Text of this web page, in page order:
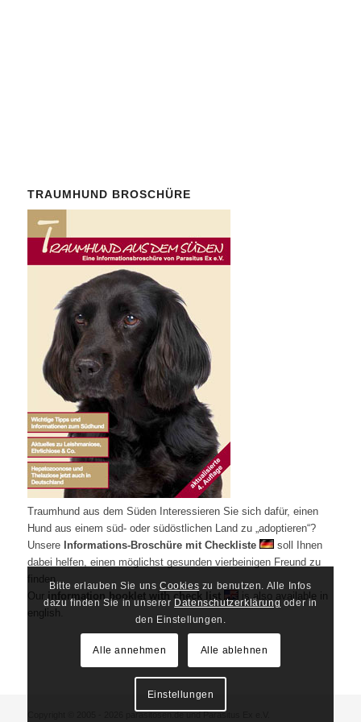
TRAUMHUND BROSCHÜRE
Traumhund aus dem Süden Interessieren Sie sich dafür, einen
Hund aus einem süd- oder südöstlichen Land zu „adoptieren“?
Unsere Informations-Broschüre mit Checkliste
soll Ihnen
dabei helfen, einen möglichst gesunden vierbeinigen Freund zu
finden.
Ourinformation booklet with check list
is also available in
english.
Copyright © 2005 - 2026 parasitosen.de und Parasitus Ex e.V.
Bitte erlauben Sie unsCookies zu benutzen. Alle Infos
dazu finden Sie in unserer Datenschutzerklärungoder in
den Einstellungen.
Alle annehmen Alle ablehnen
Einstellungen